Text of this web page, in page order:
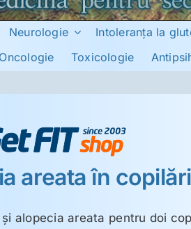
Neurologie Intoleranţa la
Oncologie Toxicologie
areata în
alopecia areata pentru doi